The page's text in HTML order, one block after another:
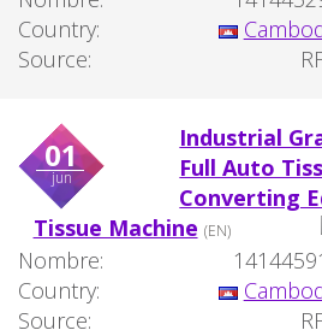
Country:
Source:
01
jun
Industrial
Full Auto
Converting
Tissue Machine (EN)
Nombre:
Country:
Source: